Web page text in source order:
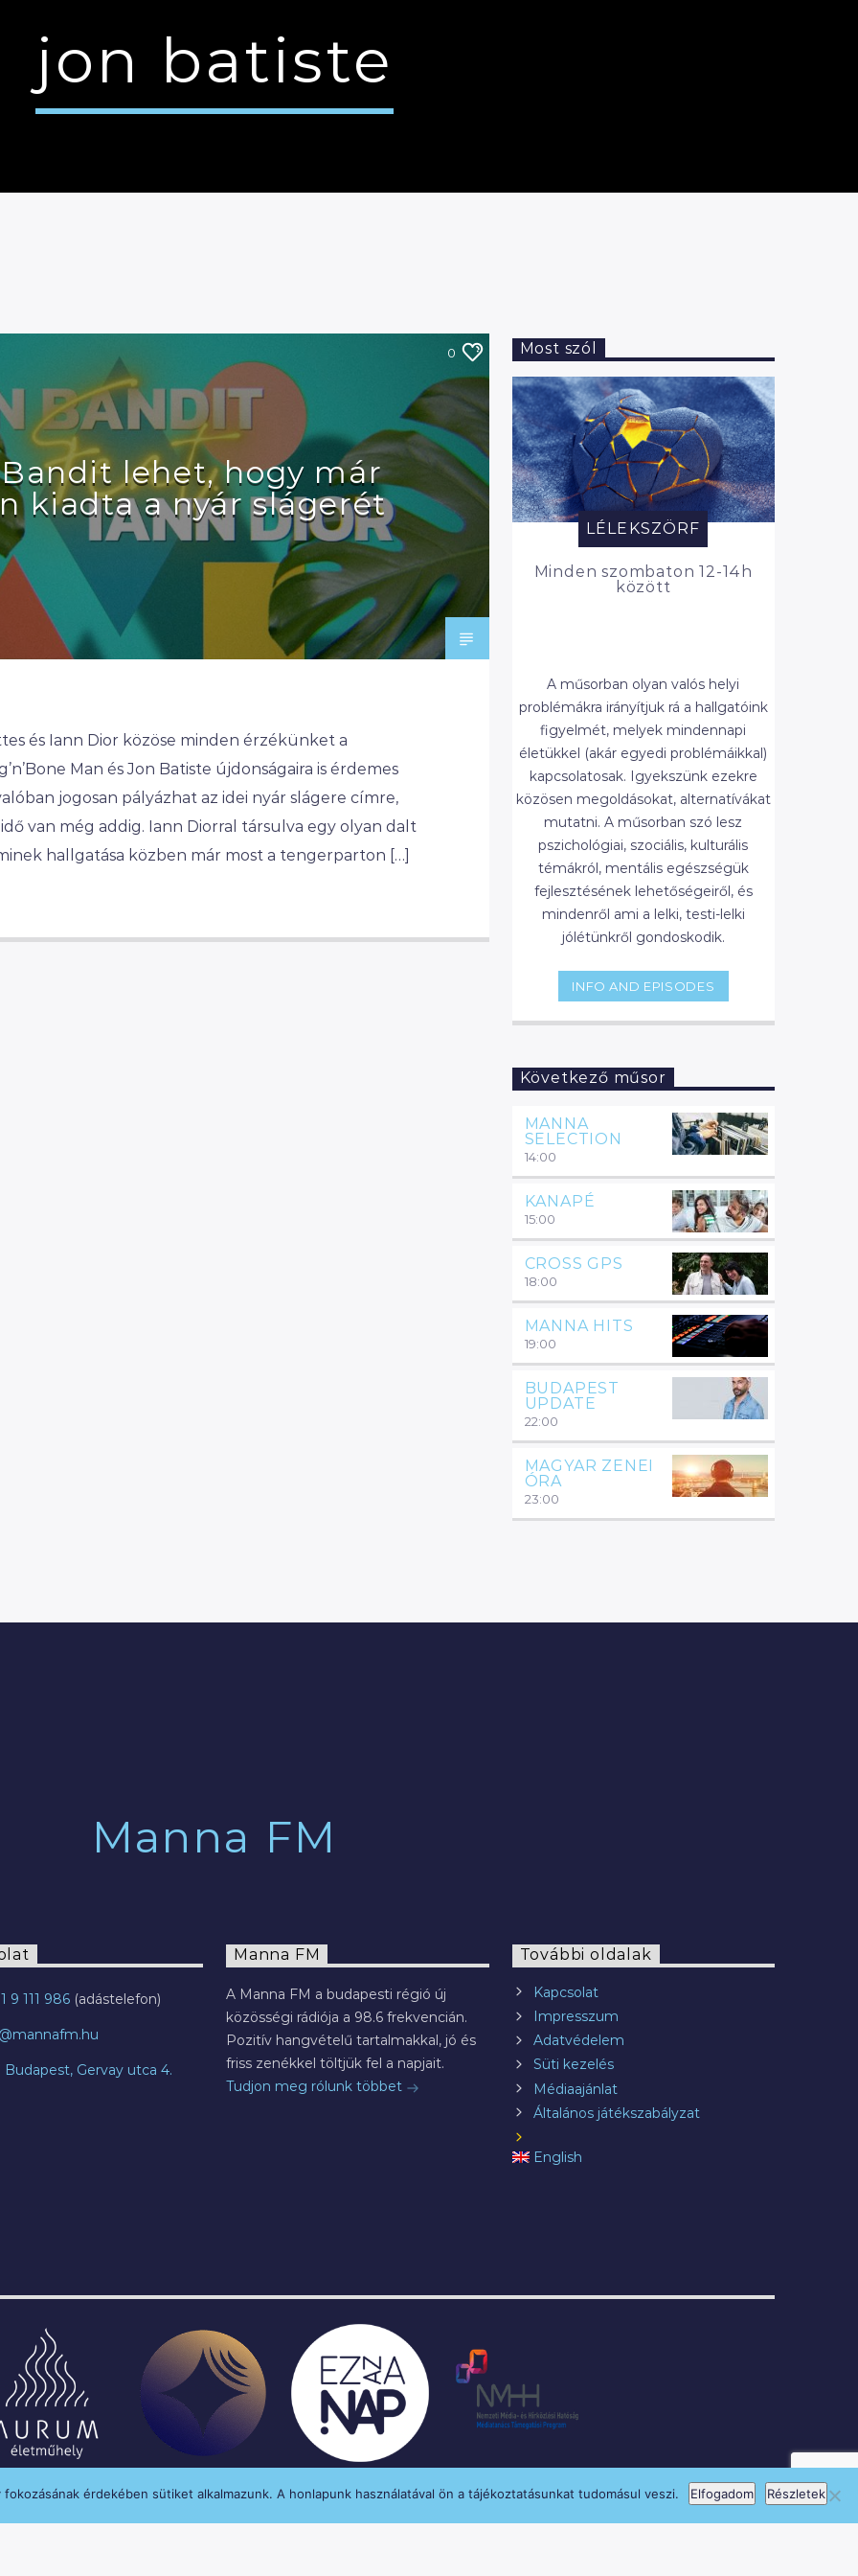
jon batiste
0
lehet, hogy már
kiadta a nyár slágerét
és Iann Dior közöse minden érzékünket a
Man és Jon Batiste újdonságaira is érdemes
jogosan pályázhat az idei nyár slágere címre,
van még addig. Iann Diorral társulva egy olyan dalt
hallgatása közben már most a tengerparton […]
Most szól
LÉLEKSZÖRF
Minden szombaton 12-14h
között
A műsorban olyan valós helyi
problémákra irányítjuk rá a hallgatóink
figyelmét, melyek mindennapi
életükkel (akár egyedi problémáikkal)
kapcsolatosak. Igyekszünk ezekre
közösen megoldásokat, alternatívákat
mutatni. A műsorban szó lesz
pszichológiai, szociális, kulturális
témákról, mentális egészségük
fejlesztésének lehetőségeiről, és
mindenről ami a lelki, testi-lelki
jólétünkről gondoskodik.
INFO AND EPISODES
Következő műsor
MANNA
SELECTION
14:00
KANAPÉ
15:00
CROSS GPS
18:00
MANNA HITS
19:00
BUDAPEST
UPDATE
22:00
MAGYAR ZENEI
ÓRA
23:00
Manna FM
9 111 986
Budapest, Gervay utca 4.
Manna FM
A Manna FM a budapesti régió új
közösségi rádiója a 98.6 frekvencián.
Pozitív hangvételű tartalmakkal, jó és
friss zenékkel töltjük fel a napjait.
Tudjon meg rólunk többet
További oldalak
Kapcsolat
Impresszum
Adatvédelem
Süti kezelés
Médiaajánlat
Általános játékszabályzat
English
érdekében sütiket alkalmazunk. A honlapunk használatával ön a tájékoztatásunkat tudomásul veszi. Elfogadom Részletek